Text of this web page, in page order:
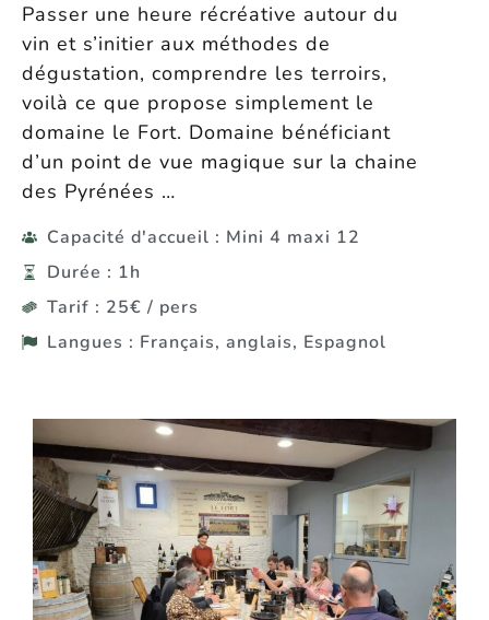
Passer une heure récréative autour du
vin et s’initier aux méthodes de
dégustation, comprendre les terroirs,
voilà ce que propose simplement le
domaine le Fort. Domaine bénéficiant
d’un point de vue magique sur la chaine
des Pyrénées …
Capacité d'accueil : Mini 4 maxi 12
Durée : 1h
Tarif : 25€ / pers
Langues : Français, anglais, Espagnol